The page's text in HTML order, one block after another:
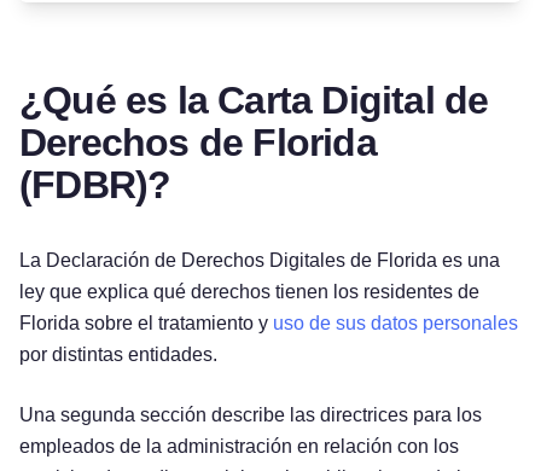
¿Qué es la Carta Digital de
Derechos de Florida
(FDBR)?
La Declaración de Derechos Digitales de Florida es una
ley que explica qué derechos tienen los residentes de
Florida sobre el tratamiento y uso de sus datos personales
por distintas entidades.
Una segunda sección describe las directrices para los
empleados de la administración en relación con los